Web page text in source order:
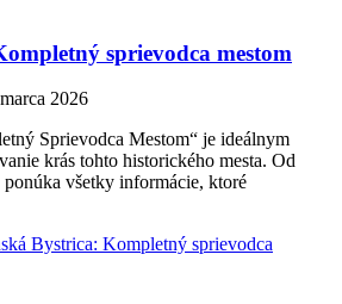
sprievodca mestom
2026
Sprievodca Mestom“ je ideálnym
krás tohto historického mesta. Od
ponúka všetky informácie, ktoré
Bystrica: Kompletný sprievodca